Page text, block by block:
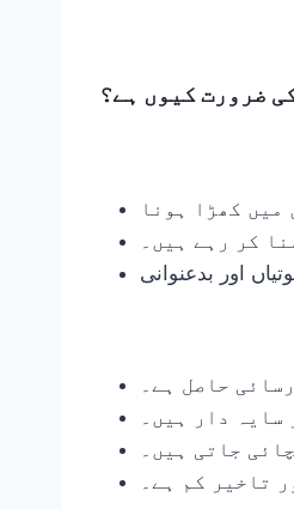
ضرورت کیوں ہے؟
میں کھڑا ہونا
کر رہے ہیں۔
اور بدعنوانی
حاصل ہے۔
سایہ دار ہیں۔
جاتی ہیں۔
تاخیر کم ہے۔